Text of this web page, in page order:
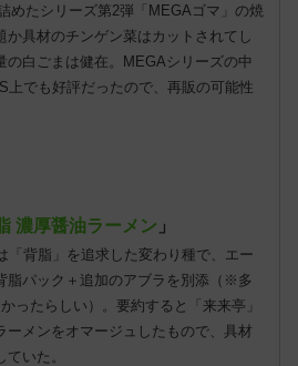
めたシリーズ第2弾「MEGAゴマ」の焼
か具材のチンゲン菜はカットされてし
の白ごまは健在。MEGAシリーズの中
上でも好評だったので、再販の可能性
濃厚醤油ラーメン 」
「背脂」を追求した変わり種で、エー
脂パック＋追加のアブラを別添（※多
ったらしい）。要約すると「来来亭」
ーメンをオマージュしたもので、具材
いた。